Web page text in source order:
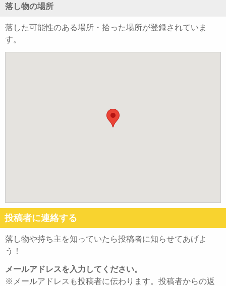
落し物の場所
落した可能性のある場所・拾った場所が登録されていま
す。
投稿者に連絡する
落し物や持ち主を知っていたら投稿者に知らせてあげよ
う！
メールアドレスを入力してください。
※メールアドレスも投稿者に伝わります。投稿者からの返